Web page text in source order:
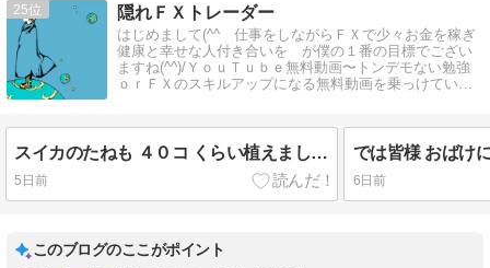
25 隠れＦＸトレーダー
はじめまして(^^ 仕事をしながらＦＸで少々お金を稼ぎ
健康と幸せな人付き合いを が僕の１番の目標でござい
ますね(^^)/ＹｏｕＴｕｂｅ無料動画〜トンデモない勉強
ｏｒＦＸのスキルアップになる無料動画を乗っけていま
スイカのたねも ４０コ くらい植えました(^^)/
5日前 6日前
このブログのここがポイント